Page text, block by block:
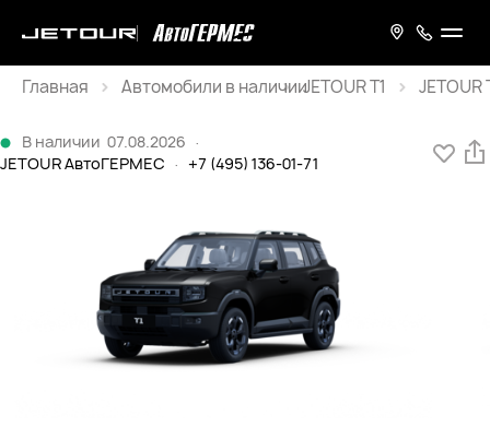
Главная
JETOUR T1
В наличии 07.08.2026 ·
JETOUR АвтоГЕРМЕС · +7 (495) 136-01-71